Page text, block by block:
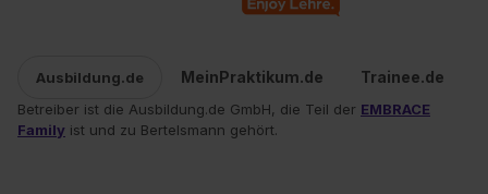
Ausbildung.de MeinPraktikum.de Trainee.de
Betreiber ist die Ausbildung.de GmbH, die Teil der EMBRACE
Family ist und zu Bertelsmann gehört.